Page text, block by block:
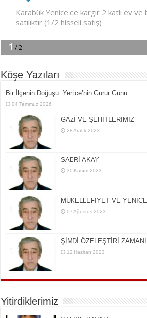
Köşe Yazıları
Bir İlçe­nin Do­ğu­şu: Ye­ni­ce’nin Gurur Günü
04 Temmuz 2026
GAZİ VE ŞEHİTLERİMİZ
28 Aralık 2023
SABRİ AKAY
30 Kasım 2023
MÜKELLEFİYET VE YENİCE
07 Ağustos 2023
ŞİMDİ ÖZELEŞTİRİ ZAMANI
12 Haziran 2023
Yitirdiklerimiz